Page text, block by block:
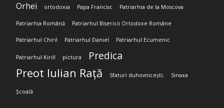
Orhei ortodoxia Papa Francisc Patriarhia de la Moscova
Patriarhia Română Patriarhul Bisericii Ortodoxe Române
Patriarhul Chiril Patriarhul Daniel Patriarhul Ecumenic
Patriarhul Kirill pictura Predica
Preot Iulian Rață Sfaturi duhovnicești; Sinaxa
Școală